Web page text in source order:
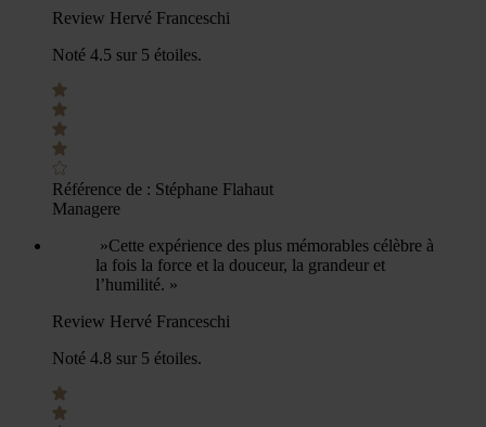
Review Hervé Franceschi
Noté 4.5 sur 5 étoiles.
Référence de : Stéphane Flahaut
Managere
»Cette expérience des plus mémorables célèbre à
la fois la force et la douceur, la grandeur et
l’humilité. »
Review Hervé Franceschi
Noté 4.8 sur 5 étoiles.